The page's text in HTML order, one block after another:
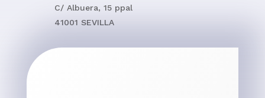
C/ Albuera, 15 ppal
41001 SEVILLA